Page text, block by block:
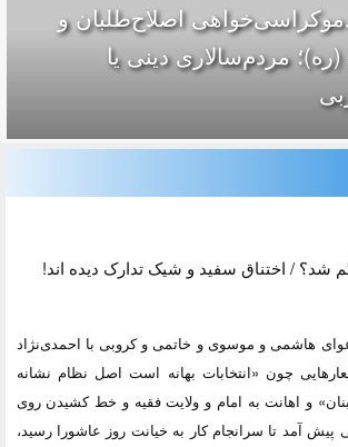
اصلاح‌طلبان و
مردم‌سالاری دینی یا
شد؟ / اختناق سفید و شیک تدارک دیده اند!
هاشمی و موسوی و خاتمی و کروبی با احمدی‌نژاد
چون «انتخابات بهانه است اصل نظام نشانه
و اهانت به امام و ولایت فقیه و خط کشیدن روی
آمد تا سرانجام کار به خیانت روز عاشورا رسید،